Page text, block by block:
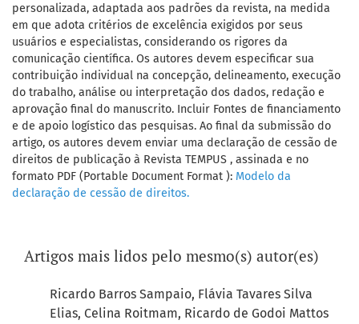
personalizada, adaptada aos padrões da revista, na medida
em que adota critérios de excelência exigidos por seus
usuários e especialistas, considerando os rigores da
comunicação científica. Os autores devem especificar sua
contribuição individual na concepção, delineamento, execução
do trabalho, análise ou interpretação dos dados, redação e
aprovação final do manuscrito. Incluir Fontes de financiamento
e de apoio logístico das pesquisas. Ao final da submissão do
artigo, os autores devem enviar uma declaração de cessão de
direitos de publicação à Revista TEMPUS , assinada e no
formato PDF (Portable Document Format ): Modelo da
declaração de cessão de direitos.
Artigos mais lidos pelo mesmo(s) autor(es)
Ricardo Barros Sampaio, Flávia Tavares Silva
Elias, Celina Roitmam, Ricardo de Godoi Mattos